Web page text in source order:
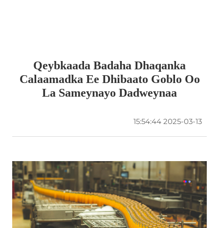
Qeybkaada Badaha Dhaqanka
Calaamadka Ee Dhibaato Goblo Oo
La Sameynayo Dadweynaa
2025-03-13 15:54:44